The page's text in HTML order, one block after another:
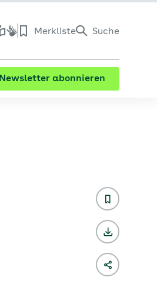
Merkliste Suche
Newsletter abonnieren